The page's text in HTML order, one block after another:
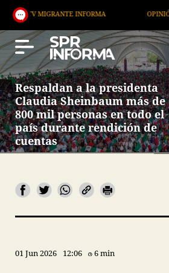
INFORMA OPINIÓN
Respaldan a la presidenta
Claudia Sheinbaum más de
800 mil personas en todo el
país durante rendición de
cuentas
01 Jun 2026 12:06 6 min